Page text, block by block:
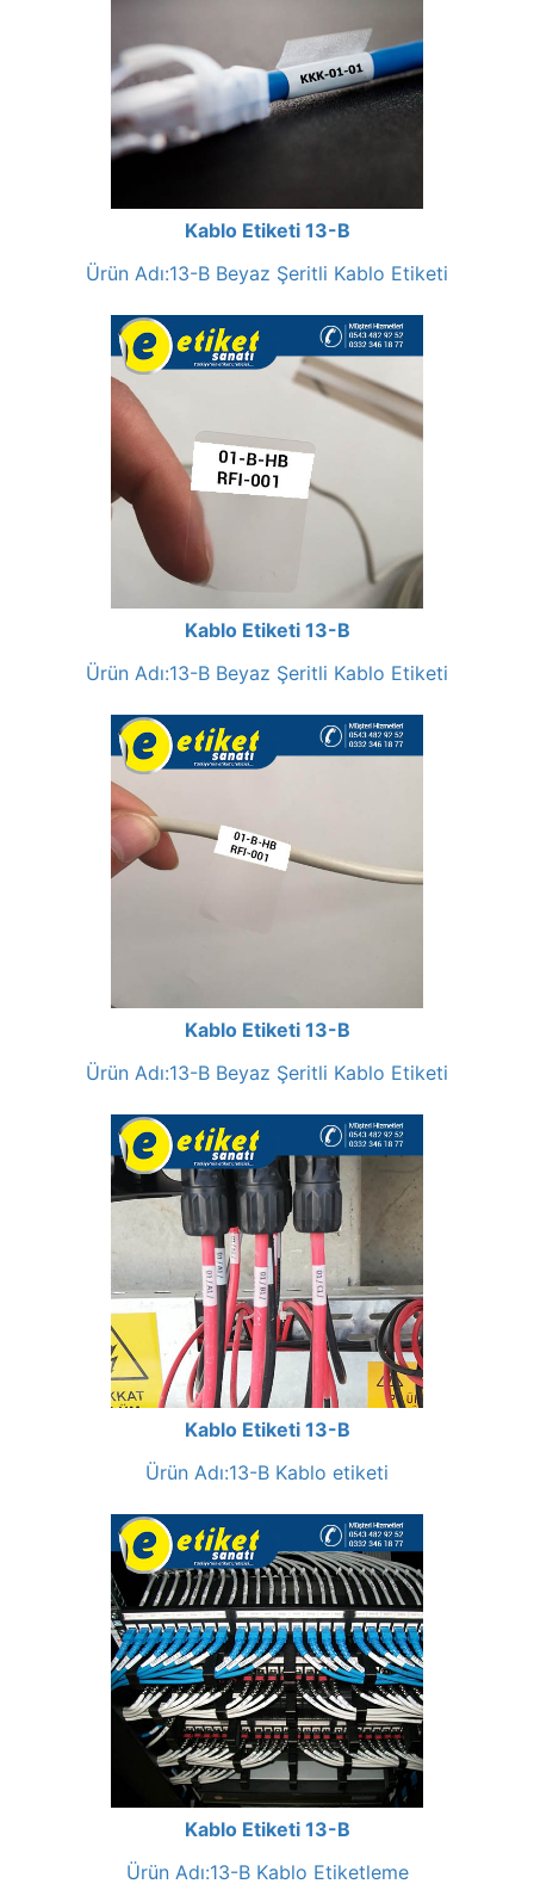
Kablo Etiketi 13-B
Ürün Adı:13-B Beyaz Şeritli Kablo Etiketi
Kablo Etiketi 13-B
Ürün Adı:13-B Beyaz Şeritli Kablo Etiketi
Kablo Etiketi 13-B
Ürün Adı:13-B Beyaz Şeritli Kablo Etiketi
Kablo Etiketi 13-B
Ürün Adı:13-B Kablo etiketi
Kablo Etiketi 13-B
Ürün Adı:13-B Kablo Etiketleme